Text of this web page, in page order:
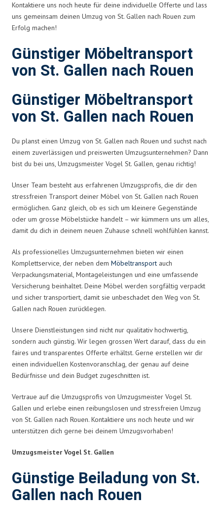
Kontaktiere uns noch heute für deine individuelle Offerte und lass
uns gemeinsam deinen Umzug von St. Gallen nach Rouen zum
Erfolg machen!
Günstiger Möbeltransport
von St. Gallen nach Rouen
Günstiger Möbeltransport
von St. Gallen nach Rouen
Du planst einen Umzug von St. Gallen nach Rouen und suchst nach
einem zuverlässigen und preiswerten Umzugsunternehmen? Dann
bist du bei uns, Umzugsmeister Vogel St. Gallen, genau richtig!
Unser Team besteht aus erfahrenen Umzugsprofis, die dir den
stressfreien Transport deiner Möbel von St. Gallen nach Rouen
ermöglichen. Ganz gleich, ob es sich um kleinere Gegenstände
oder um grosse Möbelstücke handelt – wir kümmern uns um alles,
damit du dich in deinem neuen Zuhause schnell wohlfühlen kannst.
Als professionelles Umzugsunternehmen bieten wir einen
Komplettservice, der neben dem Möbeltransport auch
Verpackungsmaterial, Montageleistungen und eine umfassende
Versicherung beinhaltet. Deine Möbel werden sorgfältig verpackt
und sicher transportiert, damit sie unbeschadet den Weg von St.
Gallen nach Rouen zurücklegen.
Unsere Dienstleistungen sind nicht nur qualitativ hochwertig,
sondern auch günstig. Wir legen grossen Wert darauf, dass du ein
faires und transparentes Offerte erhältst. Gerne erstellen wir dir
einen individuellen Kostenvoranschlag, der genau auf deine
Bedürfnisse und dein Budget zugeschnitten ist.
Vertraue auf die Umzugsprofis von Umzugsmeister Vogel St.
Gallen und erlebe einen reibungslosen und stressfreien Umzug
von St. Gallen nach Rouen. Kontaktiere uns noch heute und wir
unterstützen dich gerne bei deinem Umzugsvorhaben!
Umzugsmeister Vogel St. Gallen
Günstige Beiladung von St.
Gallen nach Rouen